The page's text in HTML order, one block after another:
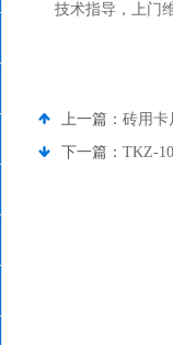
技术指导，上门
上一篇： 砖用卡
下一篇： TKZ-